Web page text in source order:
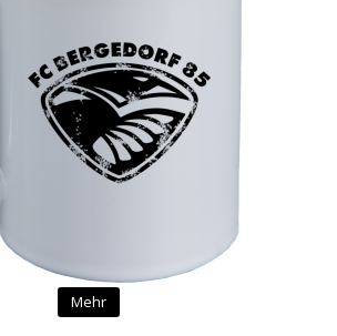
Mehr